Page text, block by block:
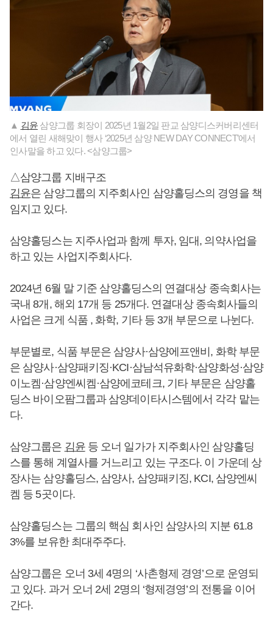
▲ 김윤 삼양그룹 회장이 2025년 1월2일 판교 삼양디스커버리센터
에서 열린 새해맞이 행사 ‘2025년 삼양 NEW DAY CONNECT’에서
인사말을 하고 있다. <삼양그룹>
△삼양그룹 지배구조
김윤은 삼양그룹의 지주회사인 삼양홀딩스의 경영을 책
임지고 있다.
삼양홀딩스는 지주사업과 함께 투자, 임대, 의약사업을
하고 있는 사업지주회사다.
2024년 6월 말 기준 삼양홀딩스의 연결대상 종속회사는
국내 8개, 해외 17개 등 25개다. 연결대상 종속회사들의
사업은 크게 식품 , 화학, 기타 등 3개 부문으로 나뉜다.
부문별로, 식품 부문은 삼양사·삼양에프앤비, 화학 부문
은 삼양사·삼양패키징·KCI·삼남석유화학·삼양화성·삼양
이노켐·삼양엔씨켐·삼양에코테크, 기타 부문은 삼양홀
딩스 바이오팜그룹과 삼양데이타시스템에서 각각 맡는
다.
삼양그룹은 김윤등 오너 일가가 지주회사인 삼양홀딩
스를 통해 계열사를 거느리고 있는 구조다. 이 가운데 상
장사는 삼양홀딩스, 삼양사, 삼양패키징, KCI, 삼양엔씨
켐 등 5곳이다.
삼양홀딩스는 그룹의 핵심 회사인 삼양사의 지분 61.8
3%를 보유한 최대주주다.
삼양그룹은 오너 3세 4명의 ‘사촌형제 경영’으로 운영되
고 있다. 과거 오너 2세 2명의 ‘형제경영’의 전통을 이어
간다.